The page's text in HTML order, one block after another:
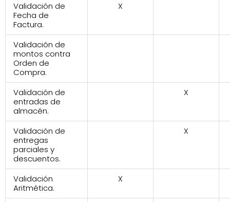
Validación de
Fecha de
Factura.
X
Validación de
montos contra
Orden de
Compra.
Validación de
entradas de
almacén.
X
Validación de
entregas
parciales y
descuentos.
X
Validación
Aritmética.
X